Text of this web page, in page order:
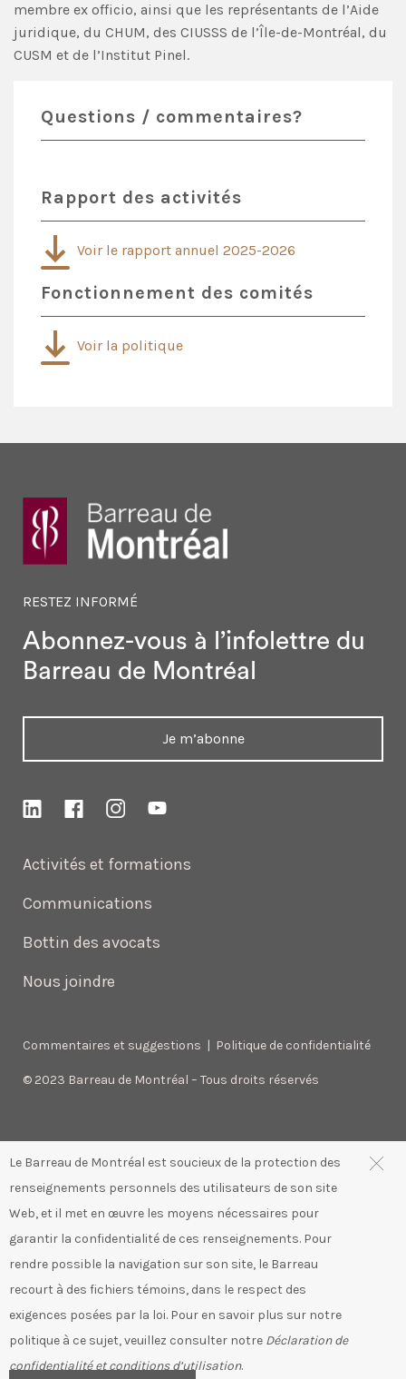
Le Barreau de Montréal est soucieux de la protection des
renseignements personnels des utilisateurs de son site
Web, et il met en œuvre les moyens nécessaires pour
garantir la confidentialité de ces renseignements. Pour
rendre possible la navigation sur son site, le Barreau
recourt à des fichiers témoins, dans le respect des
exigences posées par la loi. Pour en savoir plus sur notre
politique à ce sujet, veuillez consulter notre Déclaration de
confidentialité et conditions d’utilisation.
membre ex officio, ainsi que les représentants de l’Aide
juridique, du CHUM, des CIUSSS de l’Île-de-Montréal, du
CUSM et de l’Institut Pinel.
Questions / commentaires?
Rapport des activités
Voir le rapport annuel 2025-2026
Fonctionnement des comités
Voir la politique
Activités et formations
Communications
Bottin des avocats
Nous joindre
RESTEZ INFORMÉ
Abonnez-vous à l’infolettre du
Barreau de Montréal
Je m’abonne
Commentaires et suggestions | Politique de confidentialité
© 2023 Barreau de Montréal – Tous droits réservés